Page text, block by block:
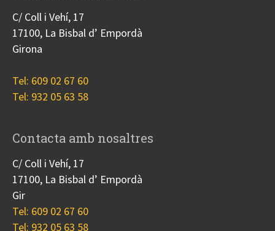
C/ Coll i Vehí, 17
17100, La Bisbal d’ Empordà
Girona
Tel: 609 02 67 60
Tel: 932 05 63 58
Contacta amb nosaltres
C/ Coll i Vehí, 17
17100, La Bisbal d’ Empordà
Gir
Tel: 609 02 67 60
Tel: 932 05 63 58